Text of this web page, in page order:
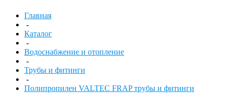
Главная
-
Каталог
-
Водоснабжение и отопление
-
Трубы и фитинги
-
Полипропилен VALTEC FRAP трубы и фитинги